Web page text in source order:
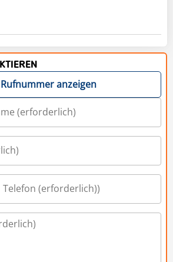
Rufnummer anzeigen